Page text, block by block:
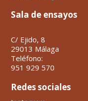
Sala de ensayos
C/ Ejido, 8
29013 Málaga
Teléfono:
951 929 570
Redes sociales